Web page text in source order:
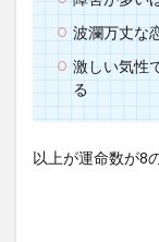
波瀾万丈な
激しい気性
る
以上が運命数が8